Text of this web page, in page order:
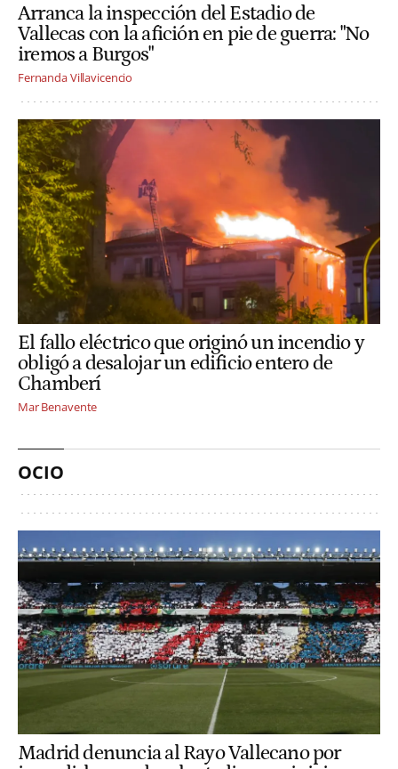
Arranca la inspección del Estadio de
Vallecas con la afición en pie de guerra: "No
iremos a Burgos"
Fernanda Villavicencio
El fallo eléctrico que originó un incendio y
obligó a desalojar un edificio entero de
Chamberí
Mar Benavente
OCIO
Madrid denuncia al Rayo Vallecano por